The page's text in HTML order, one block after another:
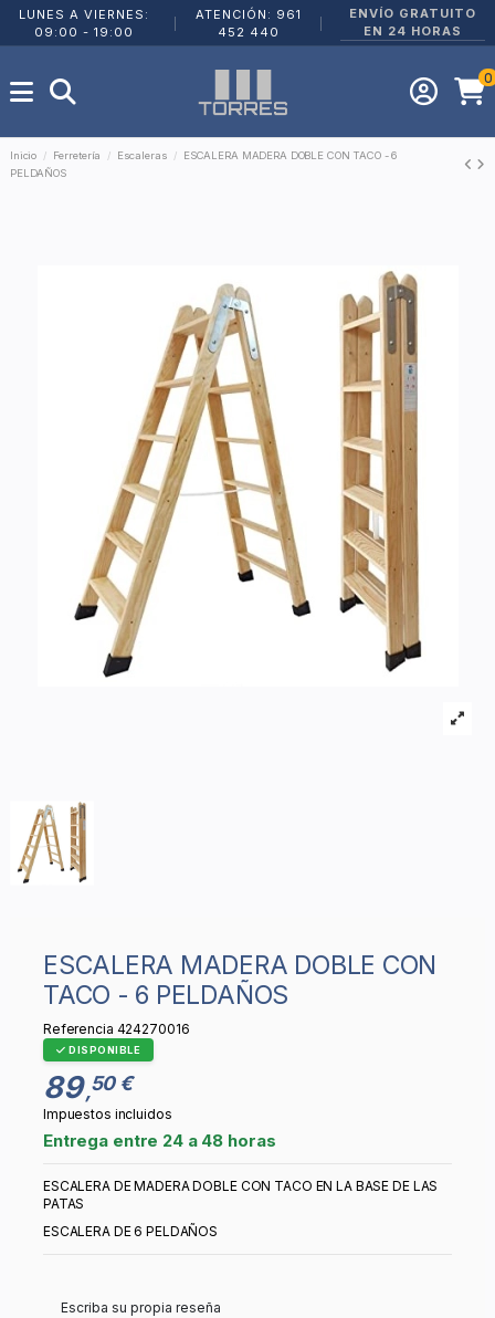
LUNES A VIERNES:
09:00 - 19:00
ATENCIÓN: 961
452 440
ENVÍO GRATUITO
EN 24 HORAS
0
Inicio Ferretería Escaleras
ESCALERA MADERA DOBLE CON TACO - 6
PELDAÑOS
ESCALERA MADERA DOBLE CON
TACO - 6 PELDAÑOS
Referencia 424270016
DISPONIBLE
89,50 €
Impuestos incluidos
Entrega entre 24 a 48 horas
ESCALERA DE MADERA DOBLE CON TACO EN LA BASE DE LAS
PATAS
ESCALERA DE 6 PELDAÑOS
Escriba su propia reseña